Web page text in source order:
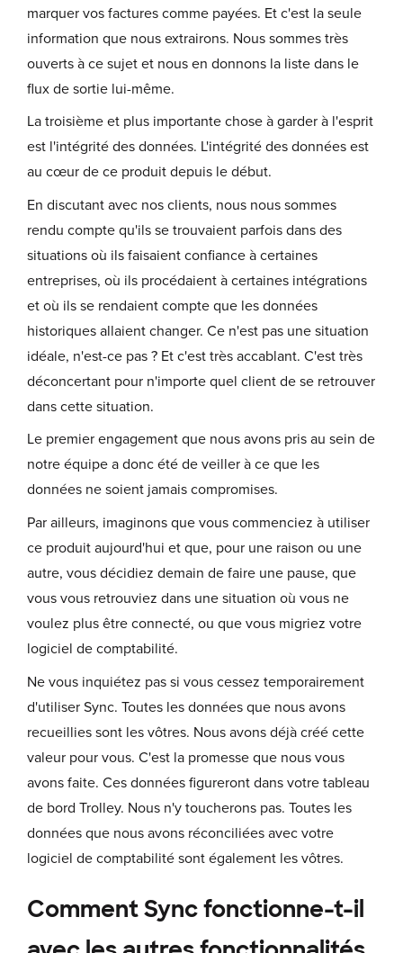
marquer vos factures comme payées. Et c'est la seule
information que nous extrairons. Nous sommes très
ouverts à ce sujet et nous en donnons la liste dans le
flux de sortie lui-même.
La troisième et plus importante chose à garder à l'esprit
est l'intégrité des données. L'intégrité des données est
au cœur de ce produit depuis le début.
En discutant avec nos clients, nous nous sommes
rendu compte qu'ils se trouvaient parfois dans des
situations où ils faisaient confiance à certaines
entreprises, où ils procédaient à certaines intégrations
et où ils se rendaient compte que les données
historiques allaient changer. Ce n'est pas une situation
idéale, n'est-ce pas ? Et c'est très accablant. C'est très
déconcertant pour n'importe quel client de se retrouver
dans cette situation.
Le premier engagement que nous avons pris au sein de
notre équipe a donc été de veiller à ce que les
données ne soient jamais compromises.
Par ailleurs, imaginons que vous commenciez à utiliser
ce produit aujourd'hui et que, pour une raison ou une
autre, vous décidiez demain de faire une pause, que
vous vous retrouviez dans une situation où vous ne
voulez plus être connecté, ou que vous migriez votre
logiciel de comptabilité.
Ne vous inquiétez pas si vous cessez temporairement
d'utiliser Sync. Toutes les données que nous avons
recueillies sont les vôtres. Nous avons déjà créé cette
valeur pour vous. C'est la promesse que nous vous
avons faite. Ces données figureront dans votre tableau
de bord Trolley. Nous n'y toucherons pas. Toutes les
données que nous avons réconciliées avec votre
logiciel de comptabilité sont également les vôtres.
Comment Sync fonctionne-t-il